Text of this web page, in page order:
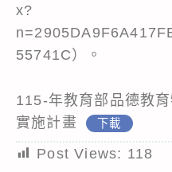
x?
55741C）。
115-年教育部品德教
實施計畫
下載
Post Views: 118